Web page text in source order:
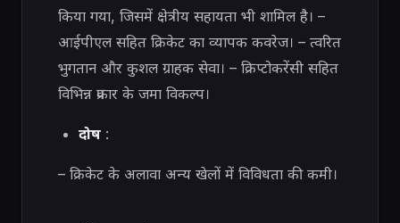
किया गया, जिसमें क्षेत्रीय सहायता भी शामिल है। –
आईपीएल सहित क्रिकेट का व्यापक कवरेज। – त्वरित
भुगतान और कुशल ग्राहक सेवा। – क्रिप्टोकरेंसी सहित
विभिन्न प्रकार के जमा विकल्प।
दोष:
– क्रिकेट के अलावा अन्य खेलों में विविधता की कमी।